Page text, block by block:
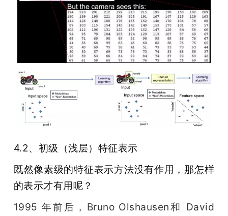
4.2、初级（浅层）特征表示
既然像素级的特征表示方法没有作用，那怎样
的表示才有用呢？
1995 年前后，Bruno Olshausen和 David